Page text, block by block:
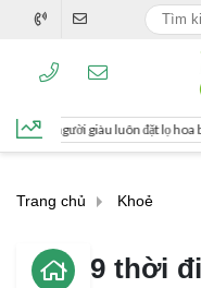
hoa bên trái bàn thờ, nếu đặt
Trang chủ Khoẻ
9 thời